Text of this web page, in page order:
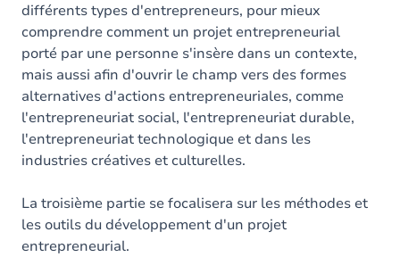
différents types d'entrepreneurs, pour mieux
comprendre comment un projet entrepreneurial
porté par une personne s'insère dans un contexte,
mais aussi afin d'ouvrir le champ vers des formes
alternatives d'actions entrepreneuriales, comme
l'entrepreneuriat social, l'entrepreneuriat durable,
l'entrepreneuriat technologique et dans les
industries créatives et culturelles.
La troisième partie se focalisera sur les méthodes et
les outils du développement d'un projet
entrepreneurial.